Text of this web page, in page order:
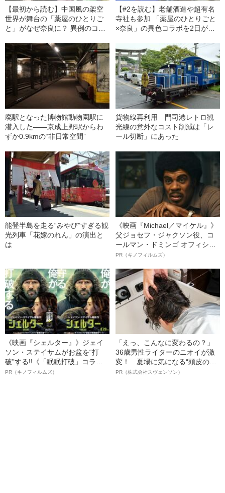
【最初から読む】中国風の架空
世界が舞台の「薬屋のひとりご
と」がなぜ奈良に？ 異例のコラ
員の“愛”だった
【#2を読む】老舗酒造や超有名
寺社も参加 「薬屋のひとりごと
×奈良」の異色コラボを2日がか
廃駅となった博物館動物園駅に
潜入した――京成上野駅からわ
ずか0.9kmの“非日常空間”
貨物線再利用 門司港レトロ観
光線の意外なコスト削減は「レ
ール切断」にあった
能登半島を走る“みやび”すぎる観
光列車「花嫁のれん」の演出と
は
《映画『Michael／マイケル』》
父ジョセフ・ジャクソン役、コ
ールマン・ドミンゴ オフィシャ
ルインタビュー“観客を魅了した
語る”《日本興収70億円突破》
PR（キノフィルムズ）
《映画『シェルター』》ジェイ
ソン・ステイサムがお盆を“打
破”する!!《「眠眠打破」コラ
ボ》
PR（キノフィルムズ）
「えっ、こんなに変わるの？」
36歳男性ライターのニオイが激
変！ 夏場に気になる“頭皮のニ
オイ”や“ベタつき”を解消す
PR（株式会社スヴェンソン）